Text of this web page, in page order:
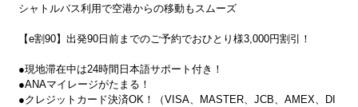
シャトルバス利用で空港からの移動もスムーズ
【e割90】出発90日前までのご予約でおひとり様3,000円割引！
●現地滞在中は24時間日本語サポート付き！
●ANAマイレージがたまる！
●クレジットカード決済OK！（VISA、MASTER、JCB、AMEX、DI